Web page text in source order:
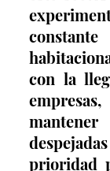
con la
prioridad